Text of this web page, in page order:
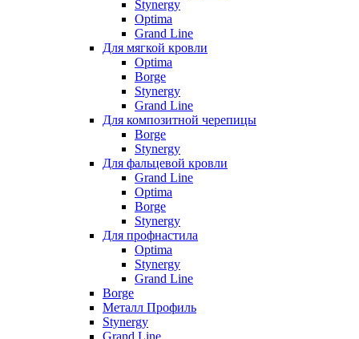
Stynergy
Optima
Grand Line
Для мягкой кровли
Optima
Borge
Stynergy
Grand Line
Для композитной черепицы
Borge
Stynergy
Для фальцевой кровли
Grand Line
Optima
Borge
Stynergy
Для профнастила
Optima
Stynergy
Grand Line
Borge
Металл Профиль
Stynergy